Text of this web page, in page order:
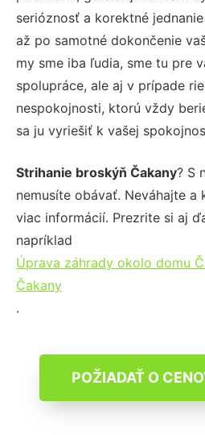
serióznosť a korektné
až po samotné dokončenie
my sme iba ľudia, sme tu pre
spolupráce, ale aj v prípade
nespokojnosti, ktorú vždy
sa ju vyriešiť k vašej
Strihanie broskýň Čakany? S
nemusíte obávať. Neváhajte a
viac informácií. Prezrite si aj
napríklad
Úprava záhrady okolo domu
Čakany
.
POŽIADAŤ O